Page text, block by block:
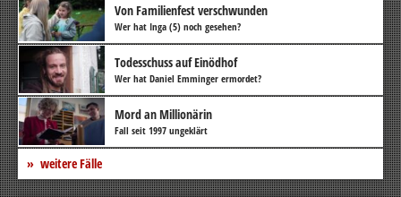
Von Familienfest verschwunden
Wer hat Inga (5) noch gesehen?
Todesschuss auf Einödhof
Wer hat Daniel Emminger ermordet?
Mord an Millionärin
Fall seit 1997 ungeklärt
weitere Fälle